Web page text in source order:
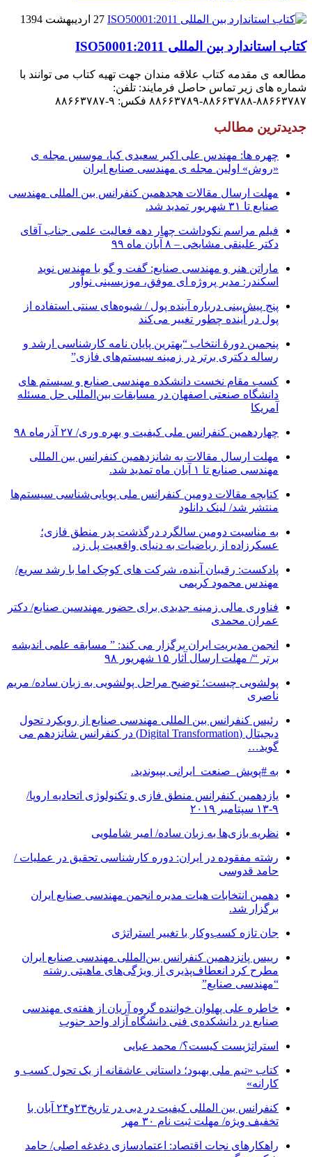
27 اردیبهشت 1394
کتاب استاندارد بین المللی ISO50001:2011
مطالعه ی مقدمه کتاب علاقه مندان جهت تهیه کتاب می توانند با
شماره های زیر تماس حاصل فرمایند: تلفن:
۸۸۶۶۳۷۸۷-۸۸۶۶۳۷۸۸-۸۸۶۶۳۷۸۹ فکس: ۹-۸۸۶۶۳۷۸۷
جدیدترین مطالب
چهره ها: مهندس علی اکبر سعیدی کیا، موسس مجله ی
«روش» اولین مجله ی مهندسی صنایع ایران
مهلت ارسال مقالات هجدهمین کنفرانس بین المللی مهندسی
صنایع تا ۳۱ شهریور تمدید شد.
فیلم مراسم نکوداشت چهار دهه فعالیت علمی جناب آقای
دکتر علینقی مشایخی – ۸ آبان ماه ۹۹
ماراتن هنر و مهندسی صنایع: گفت و گو با مهندس نوید
اسکندر: مدیر پروژه ای موفق، موزیسینی نوآور
پنج پیش‌بینی درباره آینده پول / شیوه‌های سنتی استفاده از
پول در آینده چطور تغییر می‌کند
پنجمین دورۀ انتخاب “بهترین پایان ­نامه کارشناسی­ ارشد و
رساله دکتری برتر در زمینه سیستم‌های فازی”
کسب مقام نخست دانشکده مهندسی صنایع و سیستم های
دانشگاه صنعتی اصفهان در مسابقات بین‌المللی حل مسئله
آمریکا
چهاردهمین کنفرانس ملی کیفیت و بهره وری/ ۲۷ آذرماه ۹۸
مهلت ارسال مقالات به شانزدهمین کنفرانس بین المللی
مهندسی صنایع تا ۱ آبان ماه تمدید شد.
کتابچه مقالات دومین کنفرانس ملی پویایی‌شناسی سیستم‌ها
منتشر شد/ لینک دانلود
به مناسبت دومین سالگرد درگذشت پدر منطق فازی؛
عسکرزاده از ریاضیات به دنیای واقعیت پل زد.
پادکست: رقیبان آینده، شرکت های کوچک اما با رشد سریع/
مهندس محمود کریمی
فناوری مالی زمینه جدیدی برای حضور مهندسین صنایع/ دکتر
عمران محمدی
انجمن مدیریت ایران برگزار می کند: ” مسابقه علمی اندیشه
برتر “/ مهلت ارسال آثار ۱۵ شهریور ۹۸
پولشویی چیست؛ توضیح مراحل پولشویی به زبان ساده/ مریم
ناصری
رئیس کنفرانس بین المللی مهندسی صنایع از رویکرد تحول
دیجیتال (Digital Transformation) در کنفرانس شانزدهم می
گوید…
به #پویش_صنعت_ایرانی بپیوندید.
یازدهمین کنفرانس منطق فازی و تکنولوژی اتحادیه اروپا/
۹-۱۳ سپتامبر ۲۰۱۹
نظریه بازی‌ها به زبان ساده/ امیر شاملویی
رشته مفقوده در ایران: دوره کارشناسی تحقیق در عملیات /
حامد قدوسی
دهمین انتخابات هیات مدیره انجمن مهندسی صنایع ایران
برگزار شد.
جان تازه کسب‌وکار با تغییر استراتژی
رییس پانزدهمین کنفرانس بین‌المللی مهندسی صنایع ایران
مطرح کرد انعطاف‌پذیری از ویژگی‌های ماهیتی رشته
“مهندسی صنایع”
خاطره علی پهلوان خواننده گروه آریان از هفته‌ی مهندسی
صنایع در دانشکده‌ی فنی دانشگاه آزاد واحد جنوب
استراتژیست کیست؟‬/ محمد عبایی
کتاب «تیم ملی بهبود؛ داستانی عاشقانه از یک تحول کسب و
کارانه»
کنفرانس بین المللی کیفیت در دبی در تاریخ۲۳و۲۴ آبان با
تخفیف ویژه/ مهلت ثبت نام ۳۰ مهر
راهکارهای نجات اقتصاد: اعتمادسازی دغدغه اصلی/ حامد